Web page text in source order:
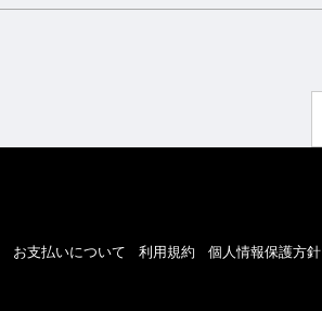
お支払いについて 利用規約 個人情報保護方針